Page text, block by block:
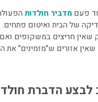
פעם מדביר חולדות
של הבית ואיטום פתחים.
חריצים במשקופים ואם